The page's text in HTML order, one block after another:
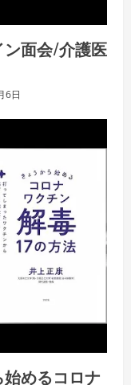
ン面会/介護医
6日
始めるコロナ